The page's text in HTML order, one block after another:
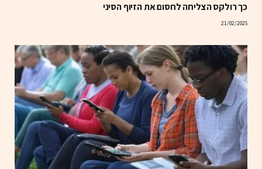
כך רולקס הצליחה לחסום את הזיוף הסיני
21/02/2025